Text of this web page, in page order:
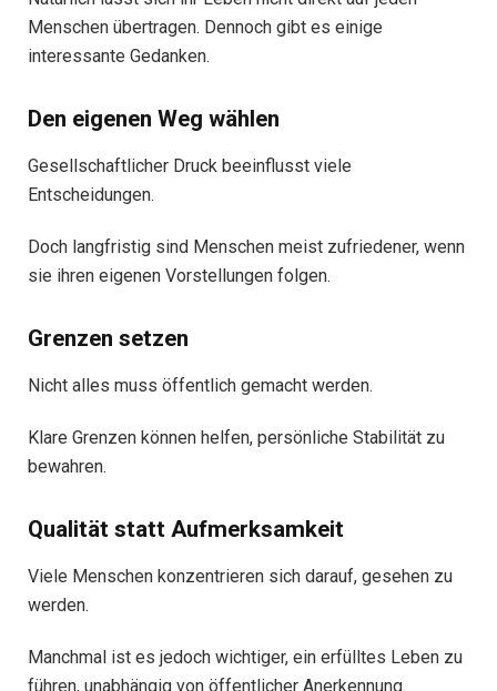
Menschen übertragen. Dennoch gibt es einige
interessante Gedanken.
Den eigenen Weg wählen
Gesellschaftlicher Druck beeinflusst viele
Entscheidungen.
Doch langfristig sind Menschen meist zufriedener, wenn
sie ihren eigenen Vorstellungen folgen.
Grenzen setzen
Nicht alles muss öffentlich gemacht werden.
Klare Grenzen können helfen, persönliche Stabilität zu
bewahren.
Qualität statt Aufmerksamkeit
Viele Menschen konzentrieren sich darauf, gesehen zu
werden.
Manchmal ist es jedoch wichtiger, ein erfülltes Leben zu
führen, unabhängig von öffentlicher Anerkennung.